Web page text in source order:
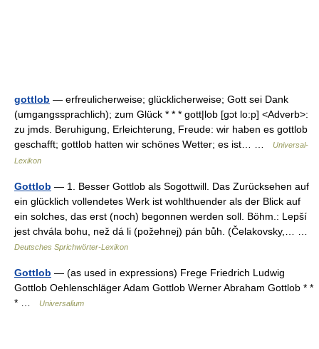
gottlob — erfreulicherweise; glücklicherweise; Gott sei Dank
(umgangssprachlich); zum Glück * * * gott|lob [gɔt lo:p] <Adverb>:
zu jmds. Beruhigung, Erleichterung, Freude: wir haben es gottlob
geschafft; gottlob hatten wir schönes Wetter; es ist… …
Universal-
Lexikon
Gottlob — 1. Besser Gottlob als Sogottwill. Das Zurücksehen auf
ein glücklich vollendetes Werk ist wohlthuender als der Blick auf
ein solches, das erst (noch) begonnen werden soll. Böhm.: Lepší
jest chvála bohu, než dá li (požehnej) pán bůh. (Čelakovsky,… …
Deutsches Sprichwörter-Lexikon
Gottlob — (as used in expressions) Frege Friedrich Ludwig
Gottlob Oehlenschläger Adam Gottlob Werner Abraham Gottlob * *
* …
Universalium